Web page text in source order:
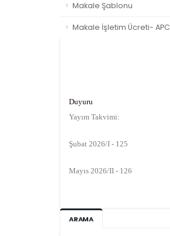
Makale Şablonu
Makale İşletim Ücreti- APC
Yayım Takvimi:
Kasım 2026/IV - 128
ARAMA